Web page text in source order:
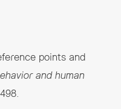
points and
and human